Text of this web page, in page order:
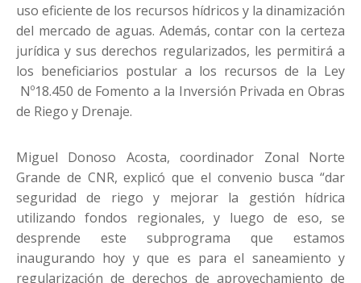
uso eficiente de los recursos hídricos y la dinamización
del mercado de aguas. Además, contar con la certeza
jurídica y sus derechos regularizados, les permitirá a
los beneficiarios postular a los recursos de la Ley
Nº18.450 de Fomento a la Inversión Privada en Obras
de Riego y Drenaje.
Miguel Donoso Acosta, coordinador Zonal Norte
Grande de CNR, explicó que el convenio busca “dar
seguridad de riego y mejorar la gestión hídrica
utilizando fondos regionales, y luego de eso, se
desprende este subprograma que estamos
inaugurando hoy y que es para el saneamiento y
regularización de derechos de aprovechamiento de